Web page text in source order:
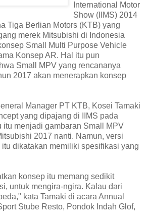
International Motor
Show (IIMS) 2014
Tiga Berlian Motors (KTB) yang
merek Mitsubishi di Indonesia
Small Multi Purpose Vehicle
Konsep AR. Hal itu pun
Small MPV yang rencananya
2017 akan menerapkan konsep
Manager PT KTB, Kosei Tamaki
yang dipajang di IIMS pada
itu menjadi gambaran Small MPV
2017 nanti. Namun, versi
dikatakan memiliki spesifikasi yang
konsep itu memang sedikit
untuk mengira-ngira. Kalau dari
kata Tamaki di acara Annual
Stube Resto, Pondok Indah Glof,